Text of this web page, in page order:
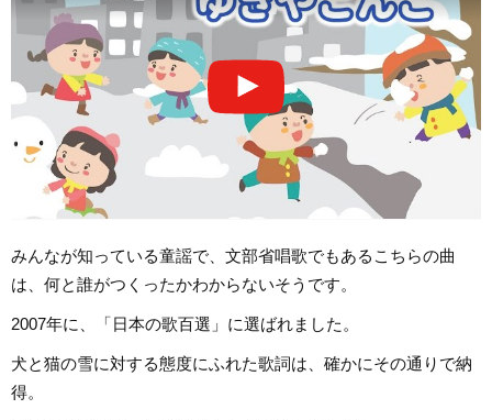
みんなが知っている童謡で、文部省唱歌でもあるこちらの曲
は、何と誰がつくったかわからないそうです。
2007年に、「日本の歌百選」に選ばれました。
犬と猫の雪に対する態度にふれた歌詞は、確かにその通りで納
得。